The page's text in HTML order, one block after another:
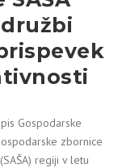
Gospodarske
zbornice
regiji v letu